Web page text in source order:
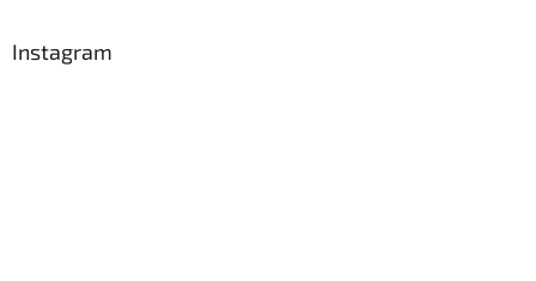
Instagram